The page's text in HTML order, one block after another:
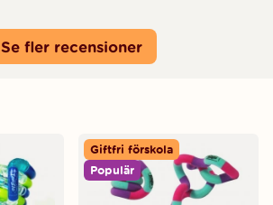
Se fler recensioner
Giftfri förskola
Populär